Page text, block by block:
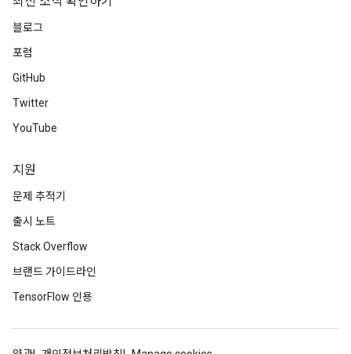
블로그
포럼
GitHub
Twitter
YouTube
지원
문제 추적기
출시 노트
Stack Overflow
브랜드 가이드라인
TensorFlow 인용